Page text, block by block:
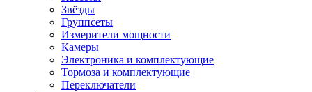
Звёзды
Группсеты
Измерители мощности
Камеры
Электроника и комплектующие
Тормоза и комплектующие
Переключатели